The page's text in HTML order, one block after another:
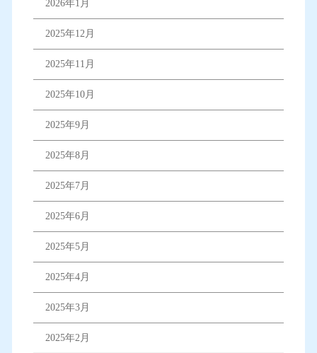
2026年1月
2025年12月
2025年11月
2025年10月
2025年9月
2025年8月
2025年7月
2025年6月
2025年5月
2025年4月
2025年3月
2025年2月